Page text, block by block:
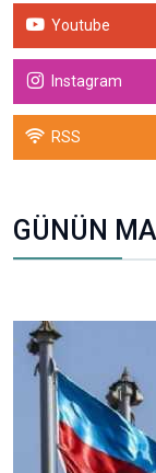
Youtube
Instagram
RSS
GÜNÜN